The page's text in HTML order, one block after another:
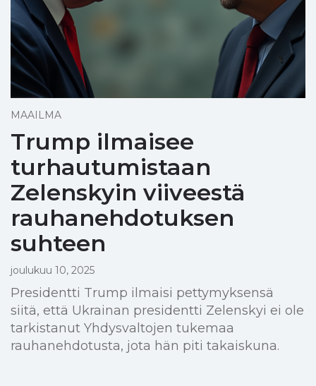
MAAILMA
Trump ilmaisee
turhautumistaan
Zelenskyin viiveestä
rauhanehdotuksen
suhteen
joulukuu 10, 2025
Presidentti Trump ilmaisi pettymyksensä
siitä, että Ukrainan presidentti Zelenskyi ei ole
tarkistanut Yhdysvaltojen tukemaa
rauhanehdotusta, jota hän piti takaiskuna.